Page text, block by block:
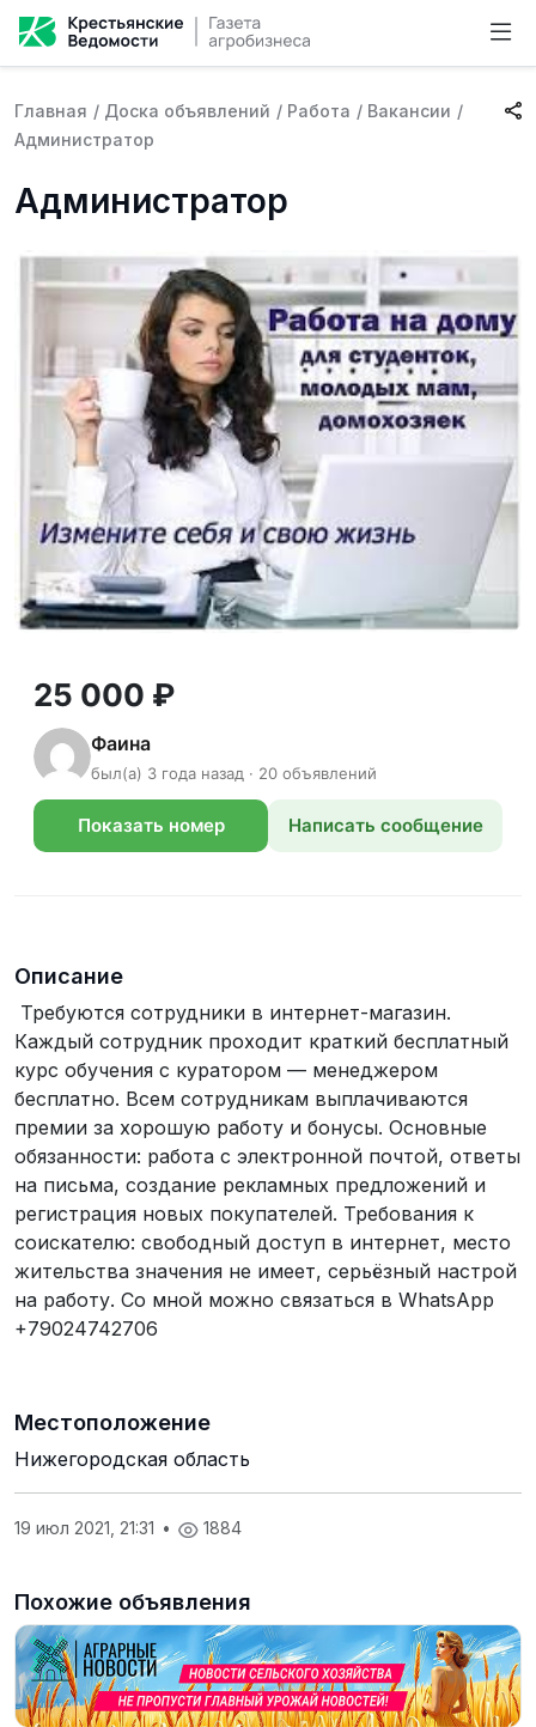
Главная / Доска объявлений / Работа / Вакансии /
Администратор
Администратор
25 000 ₽
Фаина
был(а) 3 года назад · 20 объявлений
Показать номер Написать сообщение
Описание
Требуются сотрудники в интернет-магазин.
Каждый сотрудник проходит краткий бесплатный
курс обучения с куратором — менеджером
бесплатно. Всем сотрудникам выплачиваются
премии за хорошую работу и бонусы. Основные
обязанности: работа с электронной почтой, ответы
на письма, создание рекламных предложений и
регистрация новых покупателей. Требования к
соискателю: свободный доступ в интернет, место
жительства значения не имеет, серьёзный настрой
на работу. Со мной можно связаться в WhatsApp
+79024742706
Местоположение
Нижегородская область
19 июл 2021, 21:31 • 1884
Похожие объявления